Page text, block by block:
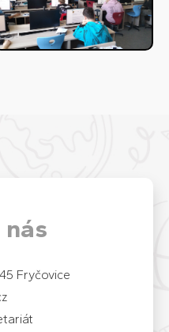
Fryčovice